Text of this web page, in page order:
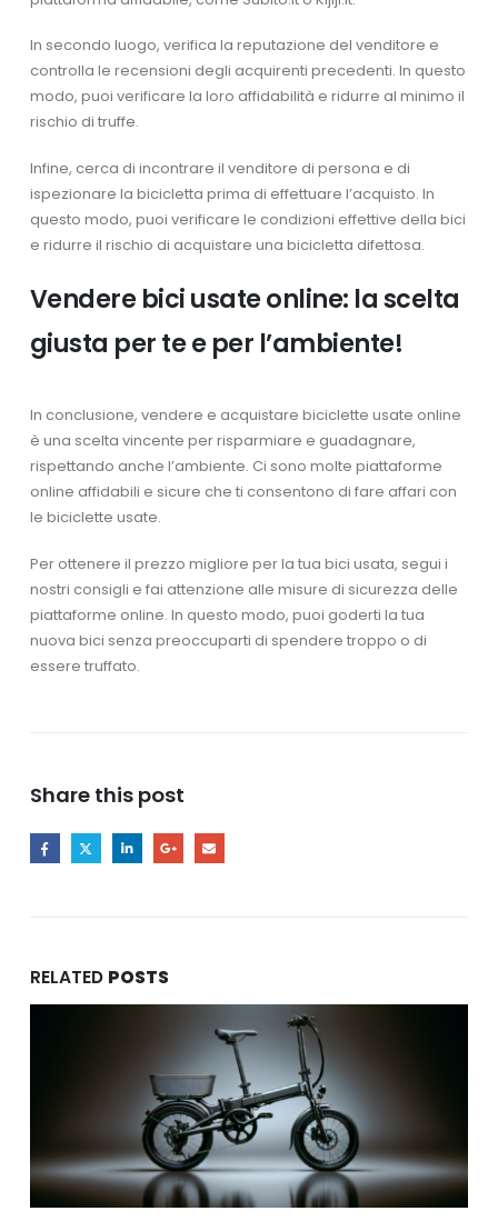
In secondo luogo, verifica la reputazione del venditore e
controlla le recensioni degli acquirenti precedenti. In questo
modo, puoi verificare la loro affidabilità e ridurre al minimo il
rischio di truffe.
Infine, cerca di incontrare il venditore di persona e di
ispezionare la bicicletta prima di effettuare l’acquisto. In
questo modo, puoi verificare le condizioni effettive della bici
e ridurre il rischio di acquistare una bicicletta difettosa.
Vendere bici usate online: la scelta
giusta per te e per l’ambiente!
In conclusione, vendere e acquistare biciclette usate online
è una scelta vincente per risparmiare e guadagnare,
rispettando anche l’ambiente. Ci sono molte piattaforme
online affidabili e sicure che ti consentono di fare affari con
le biciclette usate.
Per ottenere il prezzo migliore per la tua bici usata, segui i
nostri consigli e fai attenzione alle misure di sicurezza delle
piattaforme online. In questo modo, puoi goderti la tua
nuova bici senza preoccuparti di spendere troppo o di
essere truffato.
Share this post
RELATED POSTS